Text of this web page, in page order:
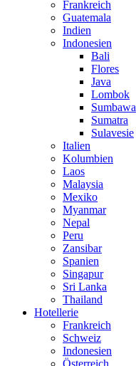
Frankreich
Guatemala
Indien
Indonesien
Bali
Flores
Java
Lombok
Sumbawa
Sumatra
Sulavesie
Italien
Kolumbien
Laos
Malaysia
Mexiko
Myanmar
Nepal
Peru
Zansibar
Spanien
Singapur
Sri Lanka
Thailand
Hotellerie
Frankreich
Schweiz
Indonesien
Österreich